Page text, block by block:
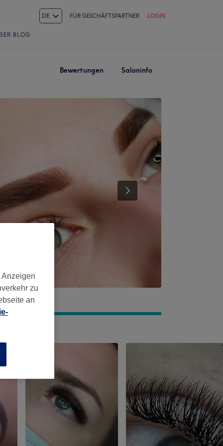
DE FÜR GESCHÄFTSPARTNER LOGIN
BLOG
Bewertungen Saloninfo
zu
an